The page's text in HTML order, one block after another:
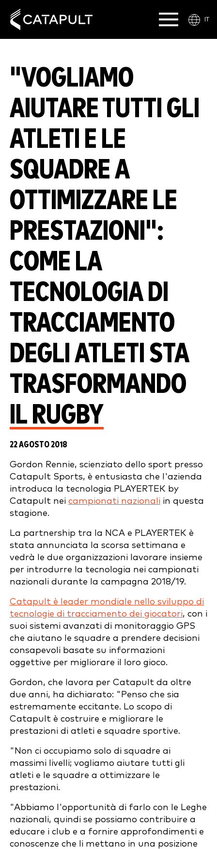
IT
"VOGLIAMO
AIUTARE TUTTI GLI
ATLETI E LE
SQUADRE A
OTTIMIZZARE LE
PRESTAZIONI":
COME LA
TECNOLOGIA DI
TRACCIAMENTO
DEGLI ATLETI STA
TRASFORMANDO
IL RUGBY
22 AGOSTO 2018
Gordon Rennie, scienziato dello sport presso
Catapult Sports, è entusiasta che l'azienda
introduca la tecnologia PLAYERTEK by
Catapult nei campionati nazionali in questa
stagione.
La partnership tra la NCA e PLAYERTEK è
stata annunciata la scorsa settimana e
vedrà le due organizzazioni lavorare insieme
per introdurre la tecnologia nei campionati
nazionali durante la campagna 2018/19.
Catapult è leader mondiale nello sviluppo di
tecnologie di tracciamento dei giocatori, con i
suoi sistemi avanzati di monitoraggio GPS
che aiutano le squadre a prendere decisioni
consapevoli basate su informazioni
oggettive per migliorare il loro gioco.
Gordon, che lavora per Catapult da oltre
due anni, ha dichiarato: "Penso che sia
estremamente eccitante. Lo scopo di
Catapult è costruire e migliorare le
prestazioni di atleti e squadre sportive.
"Non ci occupiamo solo di squadre ai
massimi livelli; vogliamo aiutare tutti gli
atleti e le squadre a ottimizzare le
prestazioni.
"Abbiamo l'opportunità di farlo con le Leghe
nazionali, quindi se possiamo contribuire a
educare i club e a fornire approfondimenti e
conoscenze che li mettano in una posizione